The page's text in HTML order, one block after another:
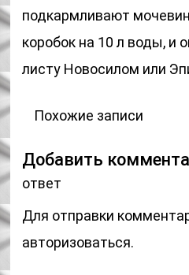
подкармливают
коробок на 10 л воды, и
листу Новосилом или
Похожие записи
Добавить
ответ
Для отправки
авторизоваться.